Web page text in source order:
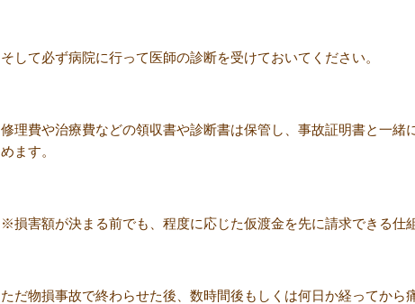
そして必ず病院に行って医師の診断を受けておいてください。
修理費や治療費などの領収書や診断書は保管し、事故証明書と一緒
めます。
※損害額が決まる前でも、程度に応じた仮渡金を先に請求できる仕
ただ物損事故で終わらせた後、数時間後もしくは何日か経ってから